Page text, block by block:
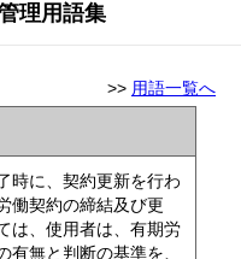
理用語集
>> 用語一覧へ
時に、契約更新を行わ
働契約の締結及び更
は、使用者は、有期労
無と判断の基準を、